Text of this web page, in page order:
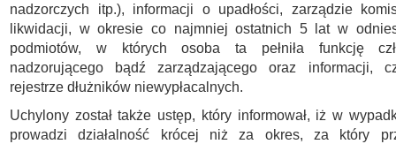
nadzorczych itp.), informacji o upadłości, zarządzie
likwidacji, w okresie co najmniej ostatnich 5 lat w
podmiotów, w których osoba ta pełniła funkcję
nadzorującego bądź zarządzającego oraz informacji,
rejestrze dłużników niewypłacalnych.
Uchylony został także ustęp, który informował, iż w
prowadzi działalność krócej niż za okres, za który